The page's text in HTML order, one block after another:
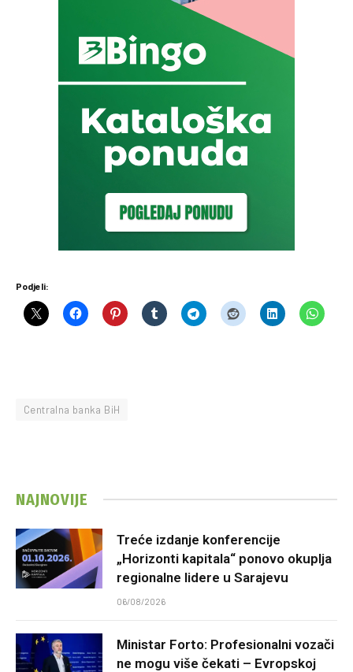
Podjeli:
Centralna banka BiH
NAJNOVIJE
Treće izdanje konferencije
„Horizonti kapitala“ ponovo okuplja
regionalne lidere u Sarajevu
06/08/2026
Ministar Forto: Profesionalni vozači
ne mogu više čekati – Evropskoj